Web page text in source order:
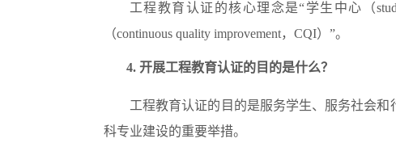
工程教育认证的核心理念是“学生中心（
（continuous quality improvement，CQI）”。
4. 开展工程教育认证的 目的是什么？
工程教育认证的目的是服务学生、服务社会
科专业建设的重要举措。